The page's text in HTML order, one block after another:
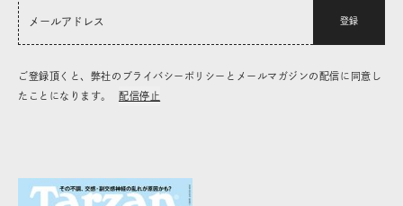
登録
ご登録頂くと、弊社のプライバシーポリシーとメールマガジンの配信に同意し
たことになります。
配信停止